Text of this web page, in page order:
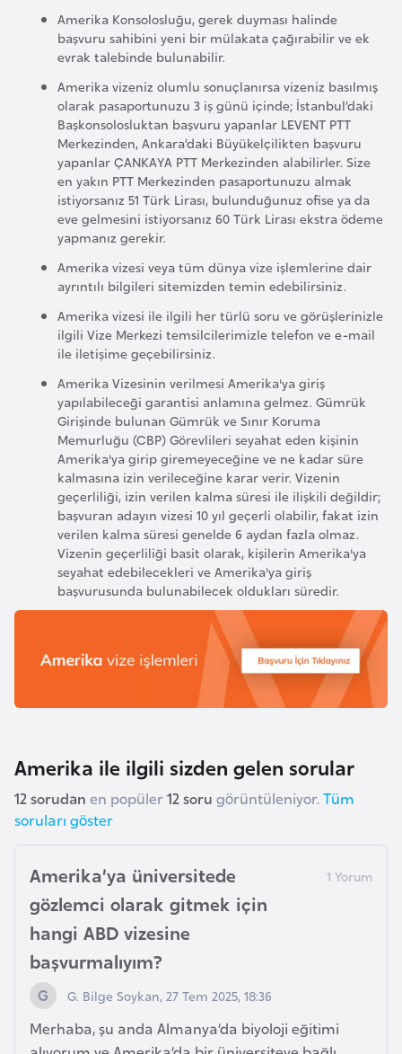
Amerika Konsolosluğu, gerek duyması halinde
başvuru sahibini yeni bir mülakata çağırabilir ve ek
evrak talebinde bulunabilir.
Amerika vizeniz olumlu sonuçlanırsa vizeniz basılmış
olarak pasaportunuzu 3 iş günü içinde; İstanbul’daki
Başkonsolosluktan başvuru yapanlar LEVENT PTT
Merkezinden, Ankara’daki Büyükelçilikten başvuru
yapanlar ÇANKAYA PTT Merkezinden alabilirler. Size
en yakın PTT Merkezinden pasaportunuzu almak
istiyorsanız 51 Türk Lirası, bulunduğunuz ofise ya da
eve gelmesini istiyorsanız 60 Türk Lirası ekstra ödeme
yapmanız gerekir.
Amerika vizesi veya tüm dünya vize işlemlerine dair
ayrıntılı bilgileri sitemizden temin edebilirsiniz.
Amerika vizesi ile ilgili her türlü soru ve görüşlerinizle
ilgili Vize Merkezi temsilcilerimizle telefon ve e-mail
ile iletişime geçebilirsiniz.
Amerika Vizesinin verilmesi Amerika'ya giriş
yapılabileceği garantisi anlamına gelmez. Gümrük
Girişinde bulunan Gümrük ve Sınır Koruma
Memurluğu (CBP) Görevlileri seyahat eden kişinin
Amerika'ya girip giremeyeceğine ve ne kadar süre
kalmasına izin verileceğine karar verir. Vizenin
geçerliliği, izin verilen kalma süresi ile ilişkili değildir;
başvuran adayın vizesi 10 yıl geçerli olabilir, fakat izin
verilen kalma süresi genelde 6 aydan fazla olmaz.
Vizenin geçerliliği basit olarak, kişilerin Amerika'ya
seyahat edebilecekleri ve Amerika'ya giriş
başvurusunda bulunabilecek oldukları süredir.
Amerika ile ilgili sizden gelen sorular
12 sorudan en popüler12 soru görüntüleniyor. Tüm
soruları göster
Amerika’ya üniversitede
gözlemci olarak gitmek için
hangi ABD vizesine
başvurmalıyım?
G. Bilge Soykan, 27 Tem 2025, 18:36
Merhaba, şu anda Almanya’da biyoloji eğitimi
n
İ
i
l
t
e
r
e